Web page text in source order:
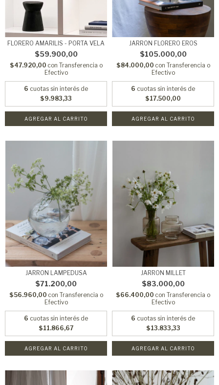
FLORERO AMARILIS - PORTA VELA
$59.900,00
$47.920,00 con Transferencia o
Efectivo
6 cuotas sin interés de
$9.983,33
AGREGAR AL CARRITO
JARRON FLORERO EROS
$105.000,00
$84.000,00 con Transferencia o
Efectivo
6 cuotas sin interés de
$17.500,00
AGREGAR AL CARRITO
JARRON LAMPEDUSA
$71.200,00
$56.960,00 con Transferencia o
Efectivo
6 cuotas sin interés de
$11.866,67
AGREGAR AL CARRITO
JARRON MILLET
$83.000,00
$66.400,00 con Transferencia o
Efectivo
6 cuotas sin interés de
$13.833,33
AGREGAR AL CARRITO